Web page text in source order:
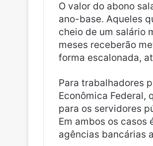
O valor do abono
ano-base. Aqueles
cheio de um salário
meses receberão
forma escalonada,
Para trabalhadores
Econômica Federal,
para os servidores
Em ambos os
agências bancárias